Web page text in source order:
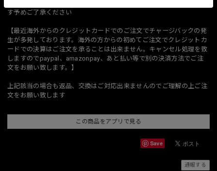
す予めご了承ください
【最近海外からのクレジットカードでのご注文でチャージバックの発
生が多発しております。海外の方からの初めてご注文でクレジットカ
ードでの決算はご注文を承ることは出来ません。キャンセル処理を致
しますのでpaypal、amazonpay、あと払い等で別の決済方法でご注
文をお願い致します。】
上記該当の場合も返品、交換はご対応出来ませんのでご理解の上ご注
文をお願い致します
この商品をアプリで見る
Save
通報する